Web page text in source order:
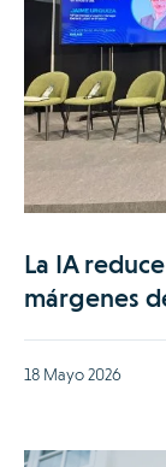
La IA
márgenes
18 Mayo 2026